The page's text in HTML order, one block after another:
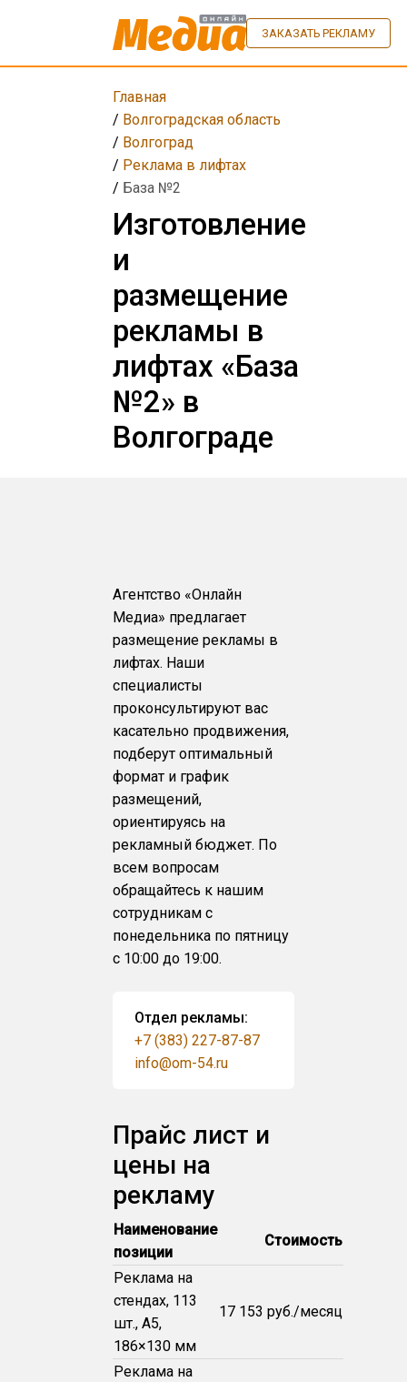
ЗАКАЗАТЬ РЕКЛАМУ
Главная
/ Волгоградская область
/ Волгоград
/ Реклама в лифтах
/ База №2
Изготовление
и
размещение
рекламы в
лифтах «База
№2» в
Волгограде
Агентство «Онлайн
Медиа» предлагает
размещение рекламы в
лифтах. Наши
специалисты
проконсультируют вас
касательно продвижения,
подберут оптимальный
формат и график
размещений,
ориентируясь на
рекламный бюджет. По
всем вопросам
обращайтесь к нашим
сотрудникам с
понедельника по пятницу
с 10:00 до 19:00.
Отдел рекламы:
+7 (383) 227-87-87
info@om-54.ru
Прайс лист и
цены на
рекламу
Наименование
позиции
Стоимость
Реклама на
стендах, 113
шт., A5,
186×130 мм
17 153 руб./месяц
Реклама на